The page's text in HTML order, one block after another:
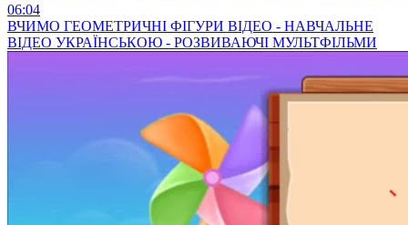
06:04
ВЧИМО ГЕОМЕТРИЧНІ ФІГУРИ ВІДЕО - НАВЧАЛЬНЕ
ВІДЕО УКРАЇНСЬКОЮ - РОЗВИВАЮЧІ МУЛЬТФІЛЬМИ